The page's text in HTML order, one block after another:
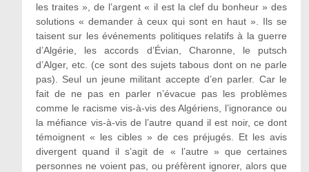
les traites », de l’argent « il est la clef du bonheur » des
solutions « demander à ceux qui sont en haut ». Ils se
taisent sur les événements politiques relatifs à la guerre
d’Algérie, les accords d’Évian, Charonne, le putsch
d’Alger, etc. (ce sont des sujets tabous dont on ne parle
pas). Seul un jeune militant accepte d’en parler. Car le
fait de ne pas en parler n’évacue pas les problèmes
comme le racisme vis-à-vis des Algériens, l’ignorance ou
la méfiance vis-à-vis de l’autre quand il est noir, ce dont
témoignent « les cibles » de ces préjugés. Et les avis
divergent quand il s’agit de « l’autre » que certaines
personnes ne voient pas, ou préfèrent ignorer, alors que